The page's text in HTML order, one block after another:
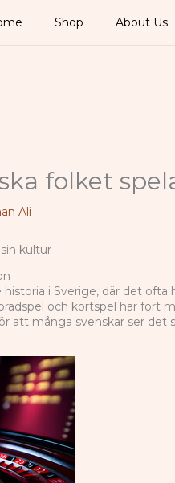
Shop About Us
folket
Ali
kultur
historia i Sverige, där det
och kortspel har fört
att många svenskar ser